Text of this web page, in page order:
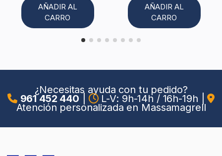
AÑADIR AL
CARRO
AÑADIR AL
CARRO
¿Necesitas ayuda con tu pedido?
961 452 440 L-V: 9h-14h / 16h-19h
Atención personalizada en Massamagrell